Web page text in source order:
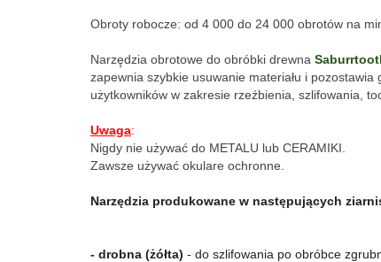
Obroty robocze: od 4 000 do 24 000 obrotów na
Narzędzia obrotowe do obróbki drewna
zapewnia szybkie usuwanie materiału i
użytkowników w zakresie rzeźbienia, szlifowania,
Uwaga:
Nigdy nie używać do METALU lub CERAMIKI.
Zawsze używać okulare ochronne.
Narzędzia produkowane w następujących
- drobna (żółta) - do szlifowania po obróbce